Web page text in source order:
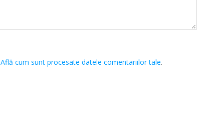
Află cum sunt procesate datele comentariilor tale.